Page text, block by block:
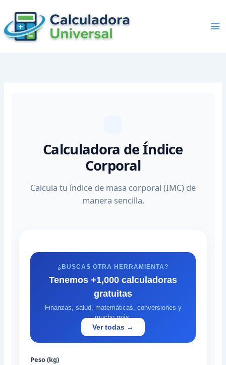
content
Calculadora de Índice
Corporal
Calcula tu índice de masa corporal (IMC) de
manera sencilla.
¿BUSCAS OTRA HERRAMIENTA?
Tenemos +1,000 calculadoras
gratuitas
Finanzas, salud, matemáticas, conversiones y
mucho más.
Ver todas →
Peso (kg)